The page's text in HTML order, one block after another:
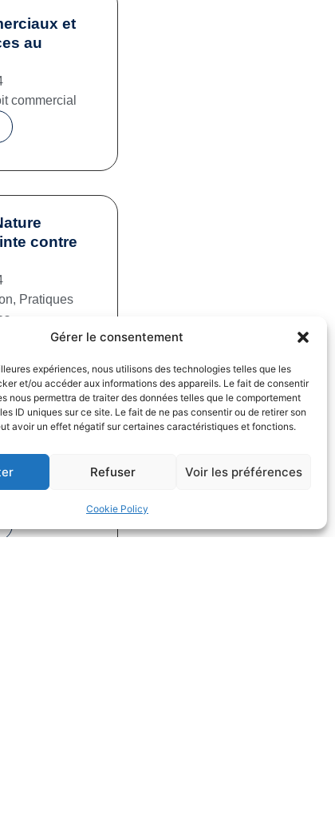
Gérer le consentement
expériences, nous utilisons des technologies telles que les
et/ou accéder aux informations des appareils. Le fait de consentir
nous permettra de traiter des données telles que le comportement
ID uniques sur ce site. Le fait de ne pas consentir ou de retirer son
avoir un effet négatif sur certaines caractéristiques et fonctions.
Refuser Voir les préférences
Cookie Policy
et
au
commercial
contre
, Pratiques
la